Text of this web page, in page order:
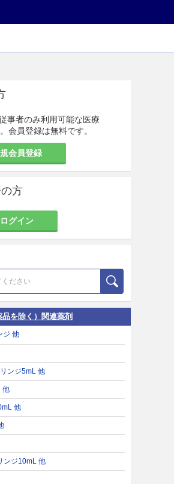
事者のみ利用可能な医療
会員登録は無料です。
会員登録
方
ログイン
を除く）関連薬剤
ジ 他
ンジ5mL 他
他
他
ンジ10mL 他